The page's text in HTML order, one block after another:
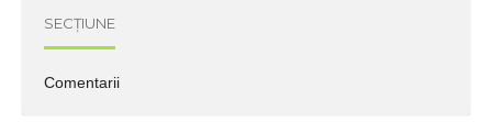
SECȚIUNE
Comentarii